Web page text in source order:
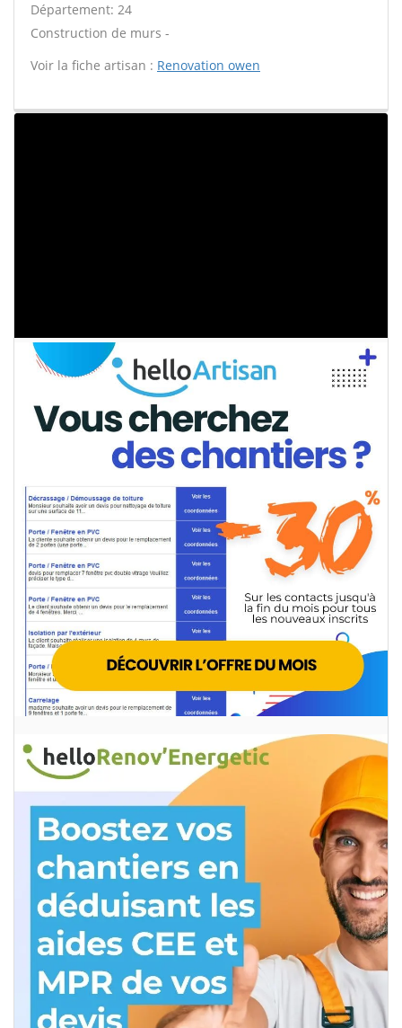
Département: 24
Construction de murs -
Voir la fiche artisan : Renovation owen